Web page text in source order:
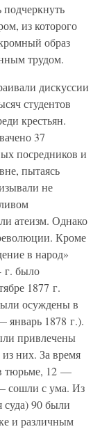
из которого
образ
трудом.
дискуссии
студентов
крестьян.
37
посредников и
пытаясь
не
атеизм. Однако
Кроме
в народ»
г. было
1877 г.
осуждены в
январь 1878 г.).
привлечены
них. За время
тюрьме, 12 —
сошли с ума. Из
суда) 90 были
и различным